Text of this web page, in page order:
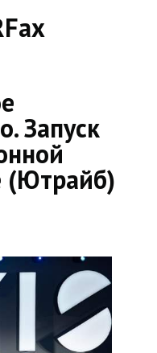
Запуск
(Ютрайб)